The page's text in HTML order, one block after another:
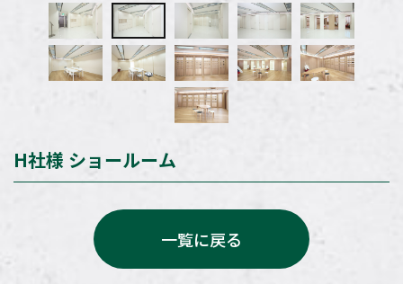
H社様 ショールーム
一覧に戻る